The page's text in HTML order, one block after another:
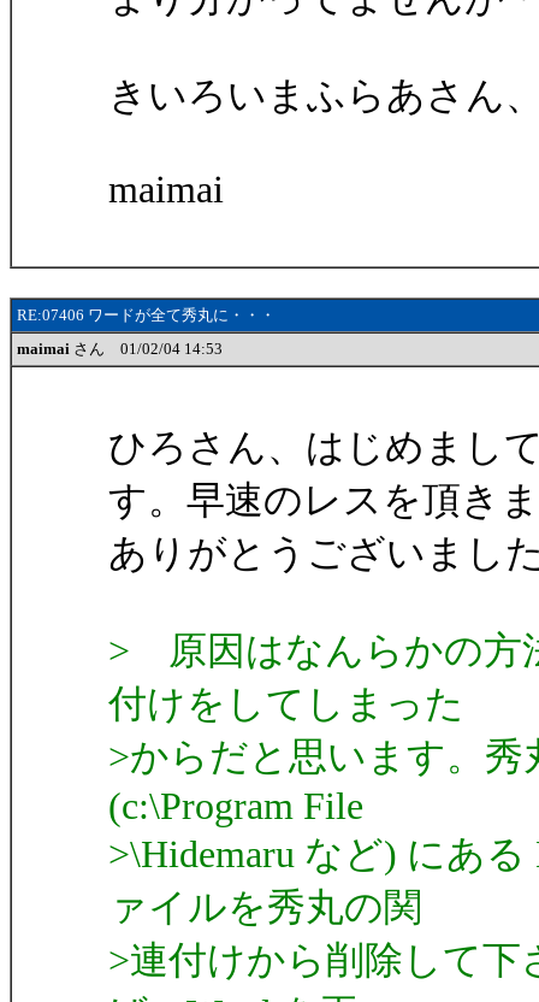
きいろいまふらあさん
maimai
RE:07406 ワードが全て秀丸に・・・
maimai さん 01/02/04 14:53
ひろさん、はじめまし
す。早速のレスを頂き
ありがとうございまし
> 原因はなんらかの方
付けをしてしまった
>からだと思います。
(c:\Program File
>\Hidemaru など) にあ
ァイルを秀丸の関
>連付けから削除して